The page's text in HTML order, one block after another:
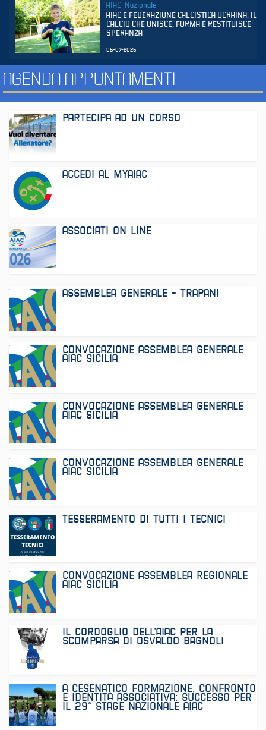
AIAC Nazionale
AIAC E FEDERAZIONE CALCISTICA UCRAINA: IL
CALCIO CHE UNISCE, FORMA E RESTITUISCE
SPERANZA
06-07-2026
AGENDA APPUNTAMENTI
PARTECIPA AD UN CORSO
ACCEDI AL MYAIAC
ASSOCIATI ON LINE
ASSEMBLEA GENERALE - TRAPANI
CONVOCAZIONE ASSEMBLEA GENERALE
AIAC SICILIA
CONVOCAZIONE ASSEMBLEA GENERALE
AIAC SICILIA
CONVOCAZIONE ASSEMBLEA GENERALE
AIAC SICILIA
TESSERAMENTO DI TUTTI I TECNICI
CONVOCAZIONE ASSEMBLEA REGIONALE
AIAC SICILIA
IL CORDOGLIO DELL’AIAC PER LA
SCOMPARSA DI OSVALDO BAGNOLI
A CESENATICO FORMAZIONE, CONFRONTO
E IDENTITÀ ASSOCIATIVA: SUCCESSO PER
IL 29° STAGE NAZIONALE AIAC